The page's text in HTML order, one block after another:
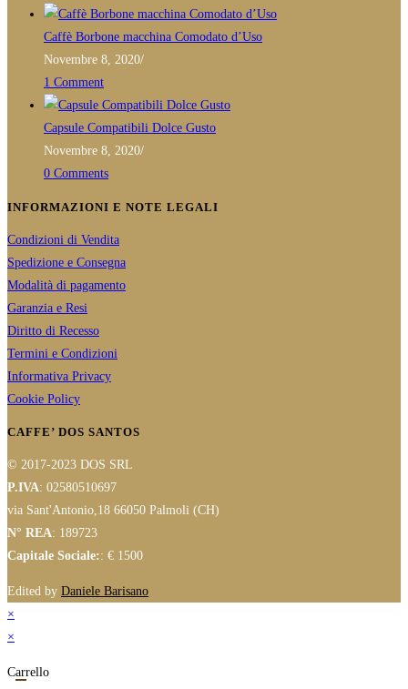
Caffè Borbone macchina Comodato d’Uso
Novembre 8, 2020/
1 Comment
Capsule Compatibili Dolce Gusto
Novembre 8, 2020/
0 Comments
INFORMAZIONI E NOTE LEGALI
Condizioni di Vendita
Spedizione e Consegna
Modalità di pagamento
Garanzia e Resi
Diritto di Recesso
Termini e Condizioni
Informativa Privacy
Cookie Policy
CAFFE’ DOS SANTOS
© 2017-2023 DOS SRL
P.IVA: 02580510697
via Sant'Antonio,18 66050 Palmoli (CH)
N° REA: 189723
Capitale Sociale:: € 1500
Edited by Daniele Barisano
×
×
Carrello